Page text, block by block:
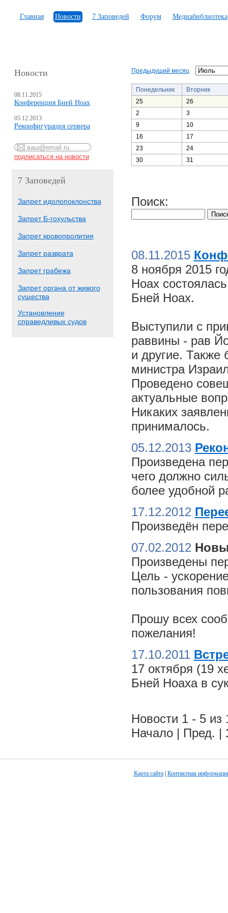
Главная Новости 7 Заповедей Форум Медиабиблиотека
Новости
08.11.2015
Конференция Бней Ноах
05.12.2013
Реконфигурация сервера
7 Заповедей
Запрет идолопоклонства
Запрет Б-гохульства
Запрет кровопролития
Запрет разврата
Запрет грабежа
Запрет органа от живого
существа
Установление
справедливых судов
Предыдущий месяц
Понедельник
Вторник
25
26
2
3
9
10
16
17
23
24
30
31
Поиск:
08.11.2015
8 ноября 2015
Ноах
Бней Ноах.
Выступили с
раввины - рав
и другие. Также
министра
Проведено
актуальные
Никаких
принималось.
05.12.2013
Произведена
чего должно
более удобной
17.12.2012
Произведён
07.02.2012
Произведены
Цель -
пользования
Прошу всех
пожелания!
17.10.2011
17 октября (19
Бней Ноаха в
Новости 1 - 5 из
Начало | Пред. |
Карта сайта| Контактная